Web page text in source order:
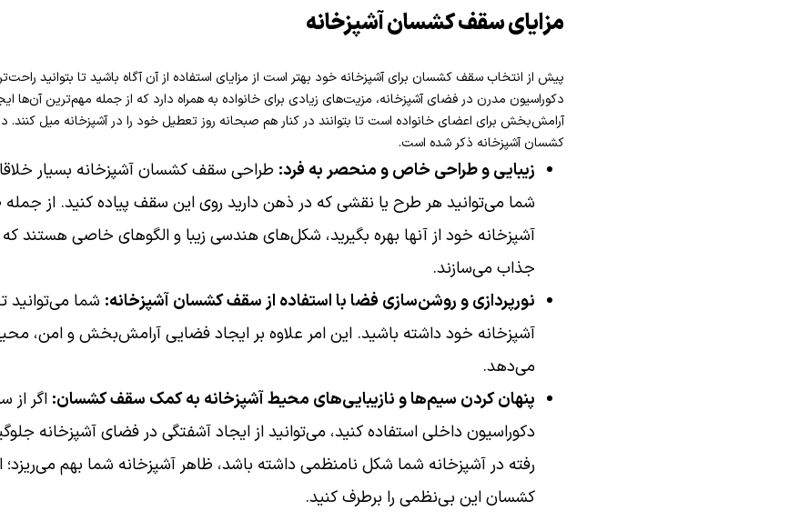
مزایای سقف کشسان آشپزخانه
پیش از انتخاب سقف کشسان برای آشپزخانه خود بهتر است از مزایای استفاده از آن آگاه باشید تا بتوانید
دکوراسیون مدرن در فضای آشپزخانه، مزیت‌های زیادی برای خانواده به همراه دارد که از جمله مهم‌ترین آن‌ها
آرامش‌بخش برای اعضای خانواده است تا بتوانند در کنار هم صبحانه روز تعطیل خود را در آشپزخانه میل کنند.
کشسان آشپزخانه ذکر شده است.
زیبایی و طراحی خاص و منحصر به فرد: طراحی سقف کشسان آشپزخانه بسیار
شما می‌توانید هر طرح یا نقشی که در ذهن دارید روی این سقف پیاده کنید. از
آشپزخانه خود از آنها بهره بگیرید، شکل‌های هندسی زیبا و الگوهای خاصی هستند که
جذاب می‌سازند.
نورپردازی و روشن‌سازی فضا با استفاده از سقف کشسان آشپزخانه: شما می‌توانید
آشپزخانه خود داشته باشید. این امر علاوه ‌بر ایجاد فضایی آرامش‌بخش و امن، محیط
می‌دهد.
پنهان کردن سیم‌ها و نازیبایی‌های محیط آشپزخانه به کمک سقف کشسان: اگر
دکوراسیون داخلی استفاده کنید، می‌توانید از ایجاد آشفتگی در فضای آشپزخانه
رفته در آشپزخانه شما شکل نامنظمی داشته باشد، ظاهر آشپزخانه شما بهم می‌ریزد؛
کشسان این بی‌نظمی را برطرف کنید.